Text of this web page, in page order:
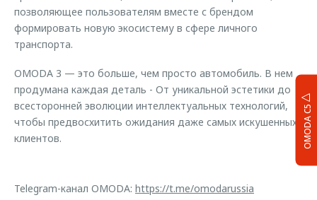
OMODA C5
позволяющее пользователям вместе с брендом
формировать новую экосистему в сфере личного
транспорта.
OMODA 3 — это больше, чем просто автомобиль. В нем
продумана каждая деталь - От уникальной эстетики до
всесторонней эволюции интеллектуальных технологий,
чтобы предвосхитить ожидания даже самых искушенных
клиентов.
Telegram-канал OMODA: https://t.me/omodarussia